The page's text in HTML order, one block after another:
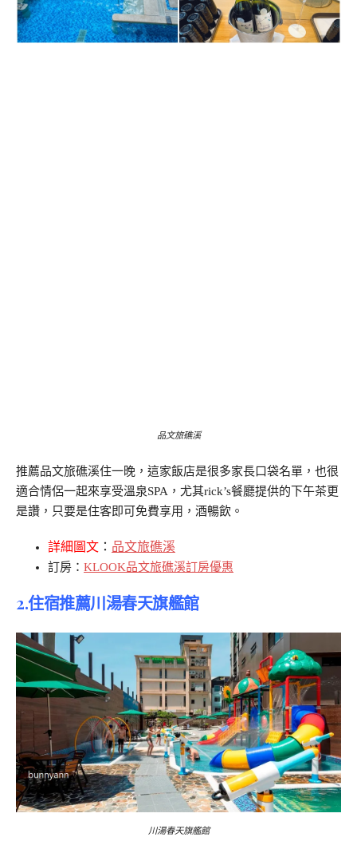
品文旅礁溪
推薦品文旅礁溪住一晚，這家飯店是很多家長口袋名單，也很
適合情侶一起來享受溫泉SPA，尤其rick’s餐廳提供的下午茶更
是讚，只要是住客即可免費享用，酒暢飲。
詳細圖文 ： 品文旅礁溪
訂房： KLOOK品文旅礁溪訂房優惠
2.住宿推薦川湯春天旗艦館
川湯春天旗艦館